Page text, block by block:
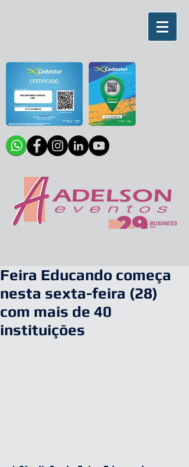
Feira Educando começa
nesta sexta-feira (28)
com mais de 40
instituições